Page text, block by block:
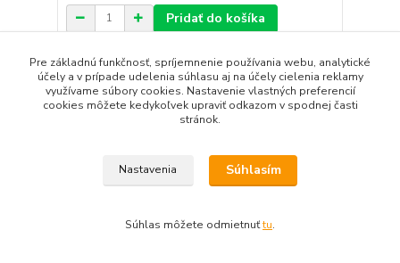
Pridať do košíka
strana z 1
100% bezpečná platba
Pre základnú funkčnosť, spríjemnenie používania webu, analytické
účely a v prípade udelenia súhlasu aj na účely cielenia reklamy
využívame súbory cookies. Nastavenie vlastných preferencií
cookies môžete kedykoľvek upraviť odkazom v spodnej časti
stránok.
Nastavenia Súhlasím
Súhlas môžete odmietnuťtu.